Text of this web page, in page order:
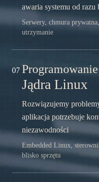
awaria systemu od
Serwery, chmura
utrzymanie
07 Programowanie
Jądra Linux
Rozwiązujemy
aplikacja potrzebuje
niezawodności
Embedded Linux,
blisko sprzętu